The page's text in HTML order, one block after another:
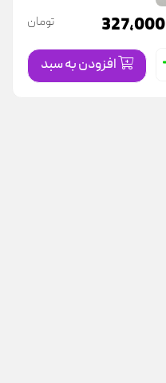
327,000 تومان
افزودن به سبد